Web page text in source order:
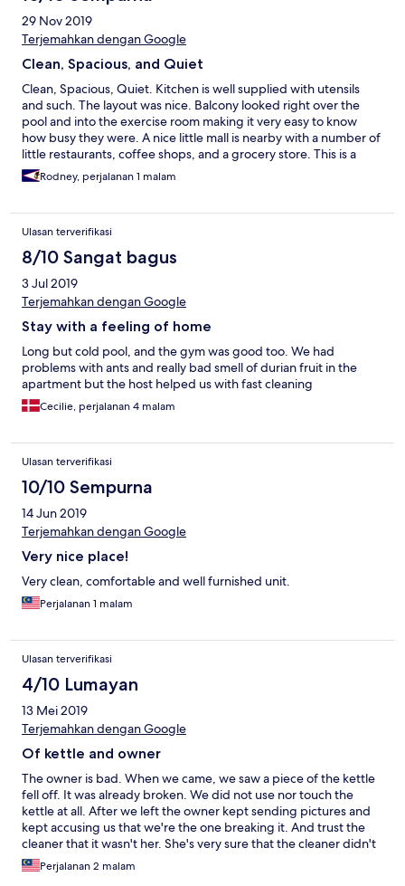
29 Nov 2019
Terjemahkan dengan Google
Clean, Spacious, and Quiet
Clean, Spacious, Quiet. Kitchen is well supplied with utensils
and such. The layout was nice. Balcony looked right over the
pool and into the exercise room making it very easy to know
how busy they were. A nice little mall is nearby with a number of
little restaurants, coffee shops, and a grocery store. This is a
condo, so calling in the car from the airport would expedite the
check-in process. I made the mistake of calling after I had
Rodney, perjalanan 1 malam
Ulasan terverifikasi
8/10 Sangat bagus
3 Jul 2019
Terjemahkan dengan Google
Stay with a feeling of home
Long but cold pool, and the gym was good too. We had
problems with ants and really bad smell of durian fruit in the
apartment but the host helped us with fast cleaning
Cecilie, perjalanan 4 malam
Ulasan terverifikasi
10/10 Sempurna
14 Jun 2019
Terjemahkan dengan Google
Very nice place!
Very clean, comfortable and well furnished unit.
Perjalanan 1 malam
Ulasan terverifikasi
4/10 Lumayan
13 Mei 2019
Terjemahkan dengan Google
Of kettle and owner
The owner is bad. When we came, we saw a piece of the kettle
fell off. It was already broken. We did not use nor touch the
kettle at all. After we left the owner kept sending pictures and
kept accusing us that we're the one breaking it. And trust the
cleaner that it wasn't her. She's very sure that the cleaner didn't
do it. Logically would the cleaner tell the owner if she broke it
and had to replace the expensive kettle? Can she afford to
Perjalanan 2 malam